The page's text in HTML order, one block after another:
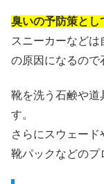
臭いの予防策とし
スニーカーなど
の原因になるので
靴を洗う石鹸や道
す。
さらにスウェー
靴パックなどのプ